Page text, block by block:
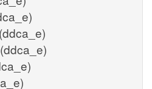
(ddca_e)
(ddca_e)